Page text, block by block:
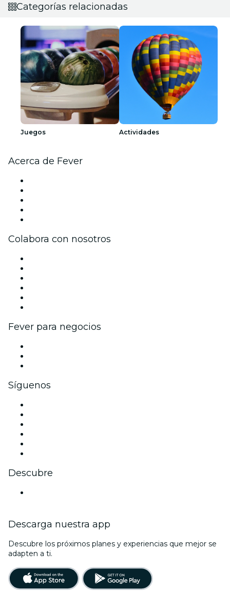
Categorías relacionadas
Juegos Actividades
Acerca de Fever
Colabora con nosotros
Fever para negocios
Síguenos
Descubre
Descarga nuestra app
Descubre los próximos planes y experiencias que mejor se
adapten a ti.